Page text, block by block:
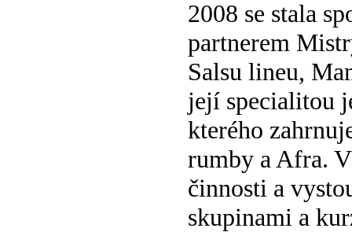
2008 se stala
partnerem
Salsu lineu,
její specialitou
kterého
rumby a Afra.
činnosti a
skupinami a